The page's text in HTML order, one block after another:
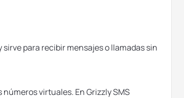
para recibir mensajes o llamadas sin
virtuales. En Grizzly SMS